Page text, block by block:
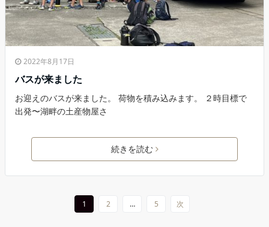
2022年8月17日
バスが来ました
お迎えのバスが来ました。 荷物を積み込みます。 ２時目標で
出発〜湖畔の土産物屋さ
続きを読む
1 2 … 5 次